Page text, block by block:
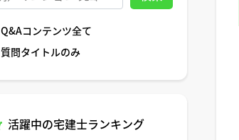
Q&Aコンテンツ全て
質問タイトルのみ
活躍中の宅建士ランキング